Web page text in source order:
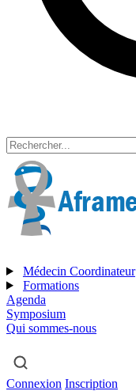
Médecin Coordinateur
Formations
Agenda
Symposium
Qui sommes-nous
Connexion Inscription